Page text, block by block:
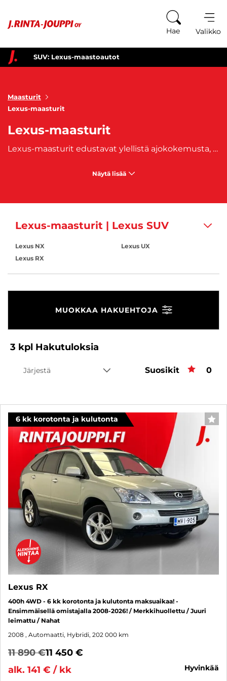
Hae Valikko
SUV: Lexus-maastoautot
Maasturit
Lexus-maasturit
Lexus-maasturit
Lexus-maasturit edustavat ylellistä ajokokemusta, jossa yhdistyvät premium-materiaalit ja huippuluokan teknologia. Lexus SUV-mallit, kuten
Näytä lisää
Lexus-maasturit | Lexus SUV
Lexus NX
Lexus RX
Lexus UX
MUOKKAA HAKUEHTOJA
3 kpl Hakutuloksia
Järjestä Suosikit 0
6 kk korotonta ja kulutonta
Lexus RX
400h 4WD - 6 kk korotonta ja kulutonta maksuaikaa! -
Ensimmäisellä omistajalla 2008-2026! / Merkkihuollettu / Juuri
leimattu / Nahat
2008 , Automaatti, Hybridi, 202 000 km
11 890 €11 450 €
alk. 141 € / kk
hyvinkää